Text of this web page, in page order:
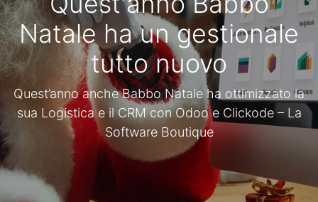
Natale ha un gestionale
tutto nuovo
Quest’anno anche Babbo Natale ha ottimizzato la
sua Logistica e il CRM con Odoo e Clickode – La
Software Boutique